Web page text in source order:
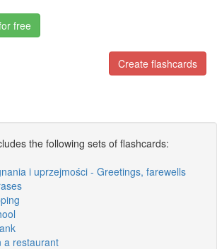
free
Create flashcards
the following sets of flashcards:
i uprzejmości - Greetings, farewells
a restaurant